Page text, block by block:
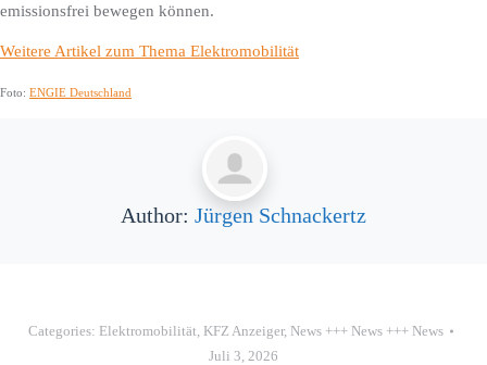
emissionsfrei bewegen können.
Weitere Artikel zum Thema Elektromobilität
Foto: ENGIE Deutschland
Author: Jürgen Schnackertz
Categories: Elektromobilität, KFZ Anzeiger, News +++ News +++ News
Juli 3, 2026